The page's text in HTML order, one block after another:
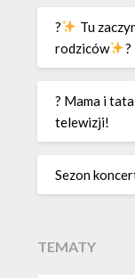
?
Tu
rodziców
?
? Mama i
telewizji!
Sezon
TEMATY